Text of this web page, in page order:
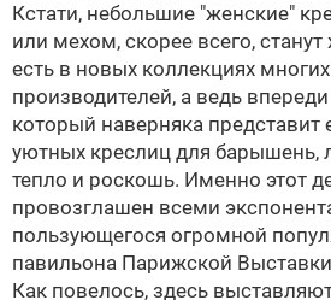
Кстати, небольшие "женские"
или мехом, скорее всего,
есть в новых коллекциях
производителей, а ведь
который наверняка
уютных креслиц для барышень,
тепло и роскошь. Именно этот
провозглашен всеми
пользующегося огромной
павильона Парижской
Как повелось, здесь